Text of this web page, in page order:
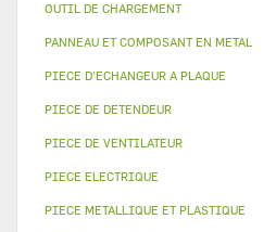
OUTIL DE CHARGEMENT
PANNEAU ET COMPOSANT EN METAL
PIECE D'ECHANGEUR A PLAQUE
PIECE DE DETENDEUR
PIECE DE VENTILATEUR
PIECE ELECTRIQUE
PIECE METALLIQUE ET PLASTIQUE